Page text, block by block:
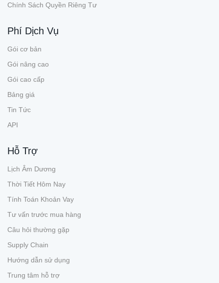
Chính Sách Quyền Riêng Tư
Phí Dịch Vụ
Gói cơ bản
Gói nâng cao
Gói cao cấp
Bảng giá
Tin Tức
API
Hỗ Trợ
Lịch Âm Dương
Thời Tiết Hôm Nay
Tính Toán Khoản Vay
Tư vấn trước mua hàng
Câu hỏi thường gặp
Supply Chain
Hướng dẫn sử dụng
Trung tâm hỗ trợ